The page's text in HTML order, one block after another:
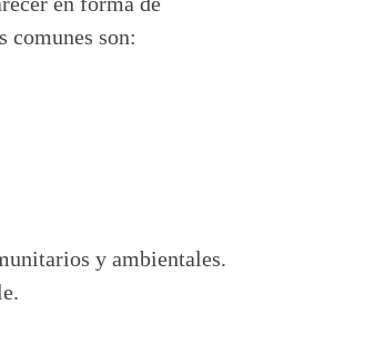
comunes son:
y ambientales.